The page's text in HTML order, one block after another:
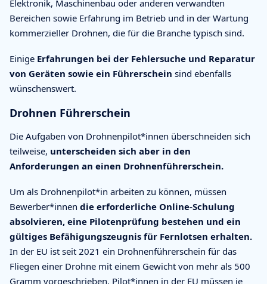
Elektronik, Maschinenbau oder anderen verwandten
Bereichen sowie Erfahrung im Betrieb und in der Wartung
kommerzieller Drohnen, die für die Branche typisch sind.
Einige Erfahrungen bei der Fehlersuche und Reparatur
von Geräten sowie ein Führerschein sind ebenfalls
wünschenswert.
Drohnen Führerschein
Die Aufgaben von Drohnenpilot*innen überschneiden sich
teilweise, unterscheiden sich aber in den
Anforderungen an einen Drohnenführerschein.
Um als Drohnenpilot*in arbeiten zu können, müssen
Bewerber*innen die erforderliche Online-Schulung
absolvieren, eine Pilotenprüfung bestehen und ein
gültiges Befähigungszeugnis für Fernlotsen erhalten.
In der EU ist seit 2021 ein Drohnenführerschein für das
Fliegen einer Drohne mit einem Gewicht von mehr als 500
Gramm vorgeschrieben. Pilot*innen in der EU müssen je